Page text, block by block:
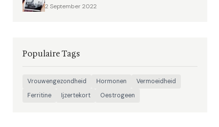
2 September 2022
Populaire Tags
Vrouwengezondheid Hormonen
Vermoeidheid
Ferritine
Ijzertekort Oestrogeen